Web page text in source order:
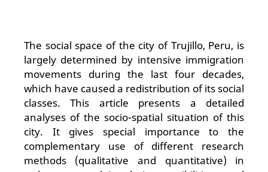
The social space of the city of Trujillo, Peru, is
largely determined by intensive immigration
movements during the last four decades,
which have caused a redistribution of its social
classes. This article presents a detailed
analyses of the socio-spatial situation of this
city. It gives special importance to the
complementary use of different research
methods (qualitative and quantitative) in